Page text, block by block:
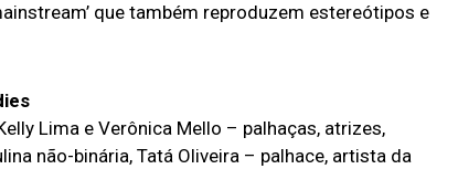
que também reproduzem estereótipos e
Lima e Verônica Mello – palhaças, atrizes,
não-binária, Tatá Oliveira – palhace, artista da